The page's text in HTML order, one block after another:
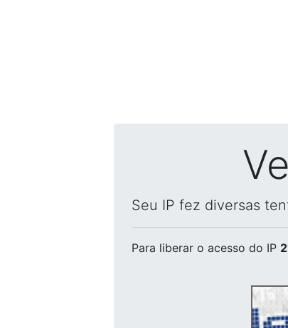
Seu IP fez diversas
Para liberar o acesso do IP